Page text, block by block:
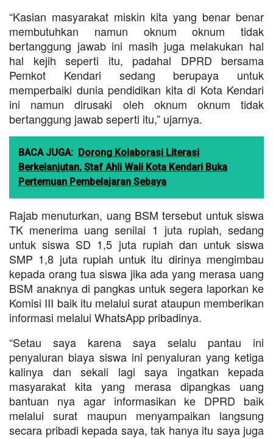
“Kasian masyarakat miskin kita yang benar benar
membutuhkan namun oknum oknum tidak
bertanggung jawab ini masih juga melakukan hal
hal kejih seperti itu, padahal DPRD bersama
Pemkot Kendari sedang berupaya untuk
memperbaiki dunia pendidikan kita di Kota Kendari
ini namun dirusaki oleh oknum oknum tidak
bertanggung jawab seperti itu,” ujarnya.
BACA JUGA: Dorong Kolaborasi Literasi
Berkelanjutan, Staf Ahli Wali Kota Kendari Buka
Pertemuan Pembelajaran Sebaya
Rajab menuturkan, uang BSM tersebut untuk siswa
TK menerima uang senilai 1 juta rupiah, sedang
untuk siswa SD 1,5 juta rupiah dan untuk siswa
SMP 1,8 juta rupiah untuk itu dirinya mengimbau
kepada orang tua siswa jika ada yang merasa uang
BSM anaknya di pangkas untuk segera laporkan ke
Komisi III baik itu melalui surat ataupun memberikan
informasi melalui WhatsApp pribadinya.
“Setau saya karena saya selalu pantau ini
penyaluran biaya siswa ini penyaluran yang ketiga
kalinya dan sekali lagi saya ingatkan kepada
masyarakat kita yang merasa dipangkas uang
bantuan nya agar informasikan ke DPRD baik
melalui surat maupun menyampaikan langsung
secara pribadi kepada saya, tak hanya itu saya juga